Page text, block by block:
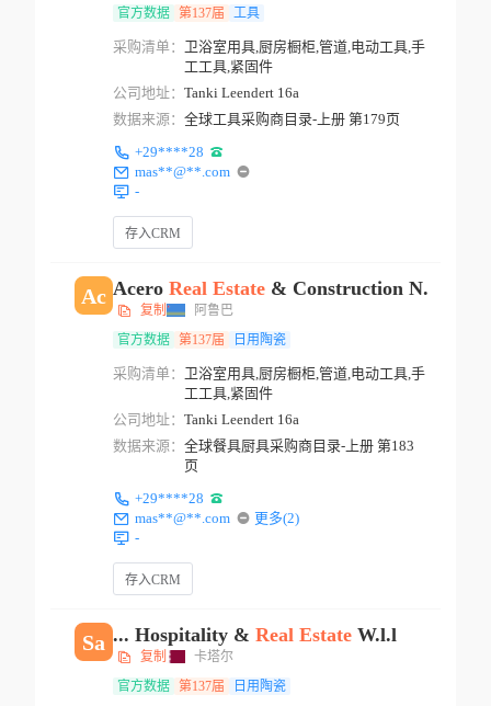
官方数据 第137届 工具
采购清单： 卫浴室用具,厨房橱柜,管道,电动工具,手
工工具,紧固件
公司地址： Tanki Leendert 16a
数据来源： 全球工具采购商目录-上册 第179页
+29****28
mas**@**.com
-
存入CRM
Ac Acero Real Estate& Construction N.v
复制
阿鲁巴
官方数据 第137届 日用陶瓷
采购清单： 卫浴室用具,厨房橱柜,管道,电动工具,手
工工具,紧固件
公司地址： Tanki Leendert 16a
数据来源： 全球餐具厨具采购商目录-上册 第183
页
+29****28
mas**@**.com
更多(2)
-
存入CRM
Sa ... Hospitality & Real EstateW.l.l
复制
卡塔尔
官方数据 第137届 日用陶瓷